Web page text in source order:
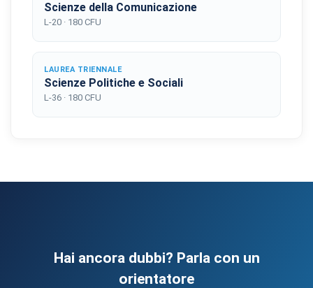
Scienze della Comunicazione
L-20 · 180 CFU
LAUREA TRIENNALE
Scienze Politiche e Sociali
L-36 · 180 CFU
Hai ancora dubbi? Parla con un
orientatore